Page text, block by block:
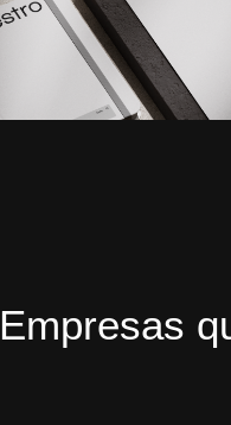
Empresas